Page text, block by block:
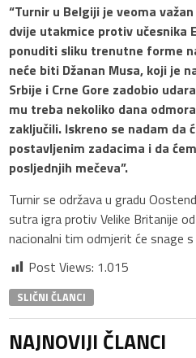
“Turnir u Belgiji je veoma
dvije utakmice protiv učesnika
ponuditi sliku trenutne forme
neće biti Džanan Musa, koji je
Srbije i Crne Gore zadobio
mu treba nekoliko dana
zaključili. Iskreno se nadam
postavljenim zadacima i da
posljednjih mečeva”.
Turnir se održava u gradu
sutra igra protiv Velike Britanije
nacionalni tim odmjerit će snage
Post Views: 1.015
SLIČNI ČLANCI
NAJNOVIJI ČLANCI